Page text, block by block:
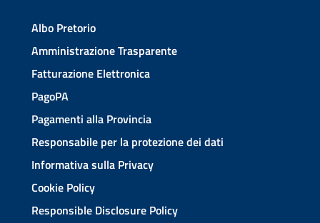
Albo Pretorio
Amministrazione Trasparente
Fatturazione Elettronica
PagoPA
Pagamenti alla Provincia
Responsabile per la protezione dei dati
Informativa sulla Privacy
Cookie Policy
Responsible Disclosure Policy